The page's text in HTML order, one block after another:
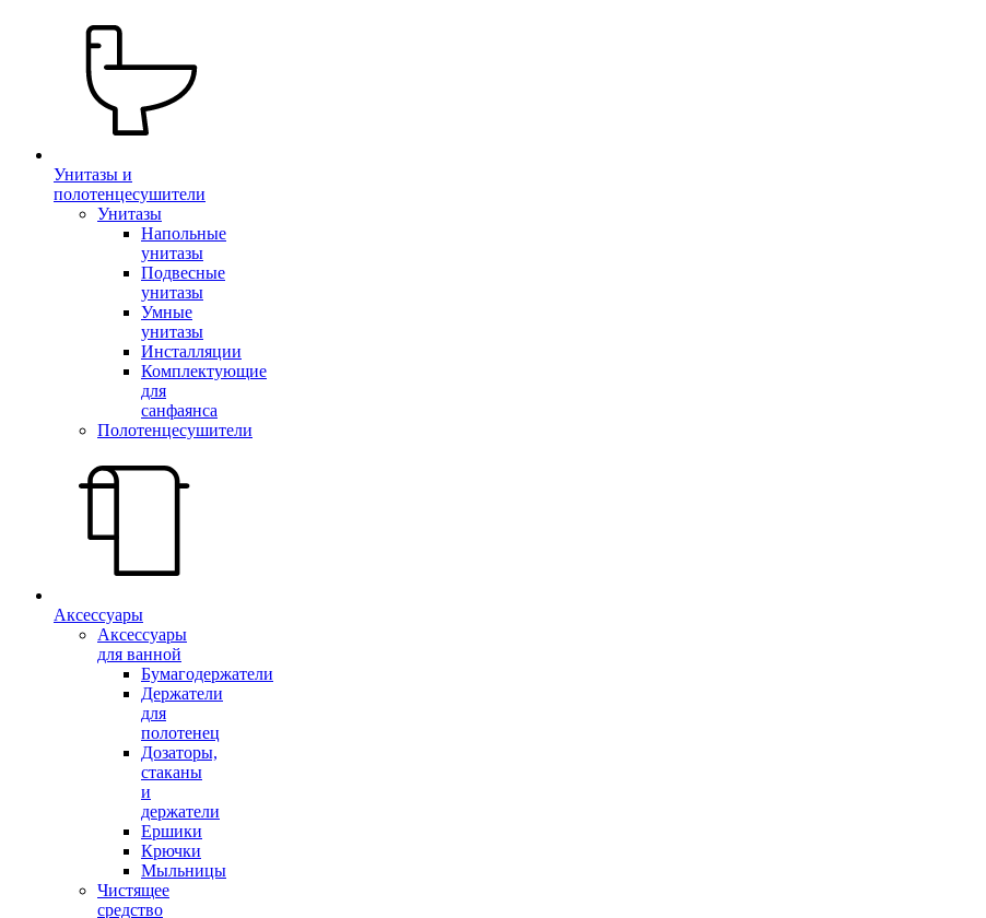
Унитазы и
полотенцесушители
Унитазы
Напольные
унитазы
Подвесные
унитазы
Умные
унитазы
Инсталляции
Комплектующие
для
санфаянса
Полотенцесушители
Аксессуары
Аксессуары
для ванной
Бумагодержатели
Держатели
для
полотенец
Дозаторы,
стаканы
и
держатели
Ершики
Крючки
Мыльницы
Чистящее
средство